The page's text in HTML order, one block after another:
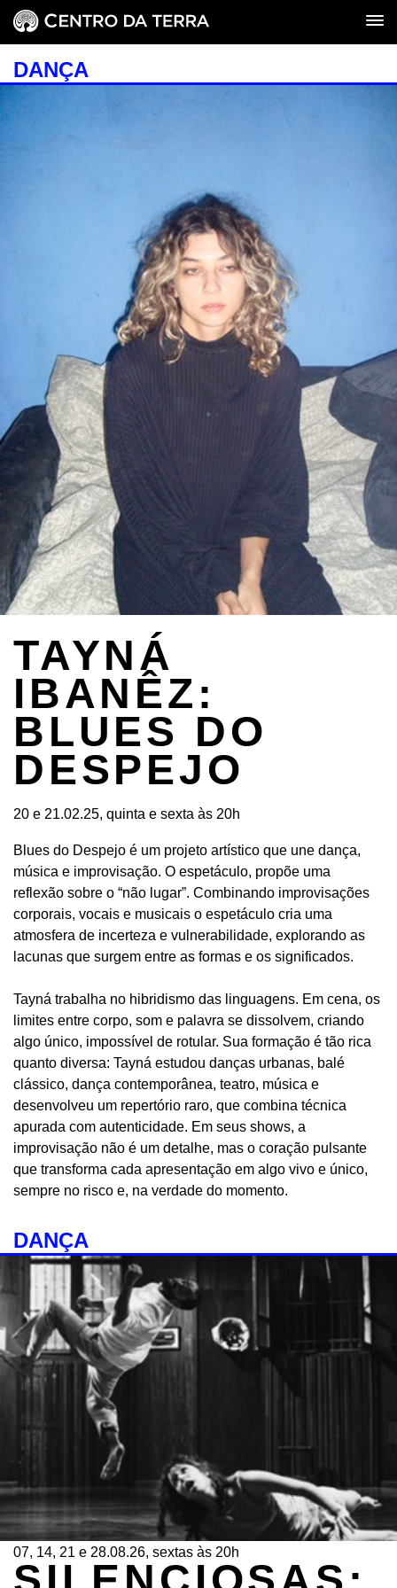
DANÇA
TAYNÁ
IBANÊZ:
BLUES DO
DESPEJO
20 e 21.02.25, quinta e sexta às 20h
Blues do Despejo é um projeto artístico que une dança,
música e improvisação. O espetáculo, propõe uma
reflexão sobre o “não lugar”. Combinando improvisações
corporais, vocais e musicais o espetáculo cria uma
atmosfera de incerteza e vulnerabilidade, explorando as
lacunas que surgem entre as formas e os significados.
Tayná trabalha no hibridismo das linguagens. Em cena, os
limites entre corpo, som e palavra se dissolvem, criando
algo único, impossível de rotular. Sua formação é tão rica
quanto diversa: Tayná estudou danças urbanas, balé
clássico, dança contemporânea, teatro, música e
desenvolveu um repertório raro, que combina técnica
apurada com autenticidade. Em seus shows, a
improvisação não é um detalhe, mas o coração pulsante
que transforma cada apresentação em algo vivo e único,
sempre no risco e, na verdade do momento.
DANÇA
07, 14, 21 e 28.08.26, sextas às 20h